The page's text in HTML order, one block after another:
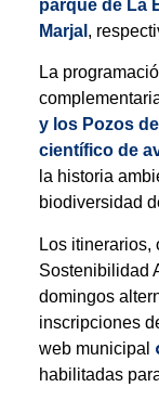
parque de La
Marjal ,
La
y los Pozos
científico de
la historia
biodiversidad
Los
Sostenibilidad
domingos
inscripciones
web municipal
habilitadas